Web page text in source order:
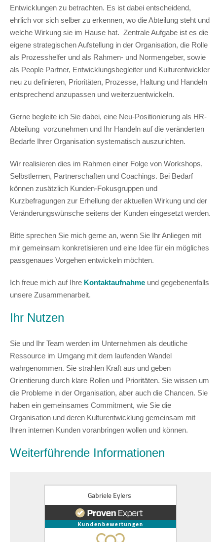
Entwicklungen zu betrachten. Es ist dabei entscheidend,
ehrlich vor sich selber zu erkennen, wo die Abteilung steht und
welche Wirkung sie im Hause hat. Zentrale Aufgabe ist es die
eigene strategischen Aufstellung in der Organisation, die Rolle
als Prozesshelfer und als Rahmen- und Normengeber, sowie
als People Partner, Entwicklungsbegleiter und Kulturentwickler
neu zu definieren, Prioritäten, Prozesse, Haltung und Handeln
entsprechend anzupassen und weiterzuentwickeln.
Gerne begleite ich Sie dabei, eine Neu-Positionierung als HR-
Abteilung vorzunehmen und Ihr Handeln auf die veränderten
Bedarfe Ihrer Organisation systematisch auszurichten.
Wir realisieren dies im Rahmen einer Folge von Workshops,
Selbstlernen, Partnerschaften und Coachings. Bei Bedarf
können zusätzlich Kunden-Fokusgruppen und
Kurzbefragungen zur Erhellung der aktuellen Wirkung und der
Veränderungswünsche seitens der Kunden eingesetzt werden.
Bitte sprechen Sie mich gerne an, wenn Sie Ihr Anliegen mit
mir gemeinsam konkretisieren und eine Idee für ein mögliches
passgenaues Vorgehen entwickeln möchten.
Ich freue mich auf Ihre Kontaktaufnahme und gegebenenfalls
unsere Zusammenarbeit.
Ihr Nutzen
Sie und Ihr Team werden im Unternehmen als deutliche
Ressource im Umgang mit dem laufenden Wandel
wahrgenommen. Sie strahlen Kraft aus und geben
Orientierung durch klare Rollen und Prioritäten. Sie wissen um
die Probleme in der Organisation, aber auch die Chancen. Sie
haben ein gemeinsames Commitment, wie Sie die
Organisation und deren Kulturentwicklung gemeinsam mit
Ihren internen Kunden voranbringen wollen und können.
Weiterführende Informationen